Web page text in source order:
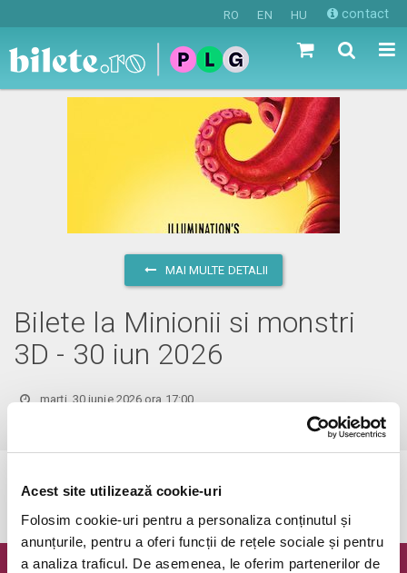
Acest site utilizează cookie-uri
Folosim cookie-uri pentru a personaliza conținutul și
anunțurile, pentru a oferi funcții de rețele sociale și pentru
a analiza traficul. De asemenea, le oferim partenerilor de
RO EN HU contact
MAI MULTE DETALII
Bilete la Minionii si monstri
3D - 30 iun 2026
marți, 30 iunie 2026 ora 17:00
vezi pe harta
Evenimentul a expirat.